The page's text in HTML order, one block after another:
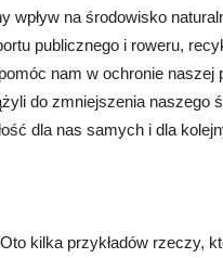
wpływ na środowisko
publicznego i roweru,
nam w ochronie naszej
do zmniejszenia naszego
dla nas samych i dla
kilka przykładów rzeczy,